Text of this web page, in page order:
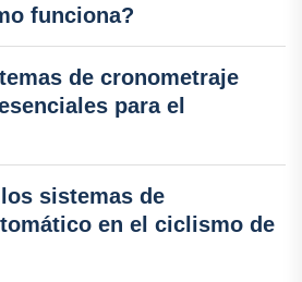
funciona?
de cronometraje
para el
sistemas de
en el ciclismo de